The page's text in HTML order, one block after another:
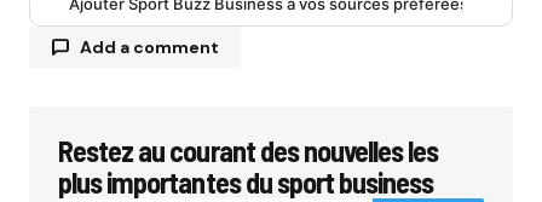
Add a comment
Votre adresse e-mail ne sera pas publiée.Les
champs obligatoires sont indiqués avec*
Restez au courant des nouvelles les
plus importantes du sport business